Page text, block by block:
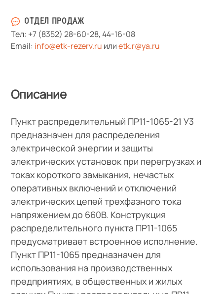
ОТДЕЛ ПРОДАЖ
Тел: +7 (8352) 28-60-28,44-16-08
Email: info@etk-rezerv.ru илиetk.r@ya.ru
Описание
Пункт распределительный ПР11-1065-21 У3
предназначен для распределения
электрической энергии и защиты
электрических установок при перегрузках и
токах короткого замыкания, нечастых
оперативных включений и отключений
электрических цепей трехфазного тока
напряжением до 660В. Конструкция
распределительного пункта ПР11-1065
предусматривает встроенное исполнение.
Пункт ПР11-1065 предназначен для
использования на производственных
предприятиях, в общественных и жилых